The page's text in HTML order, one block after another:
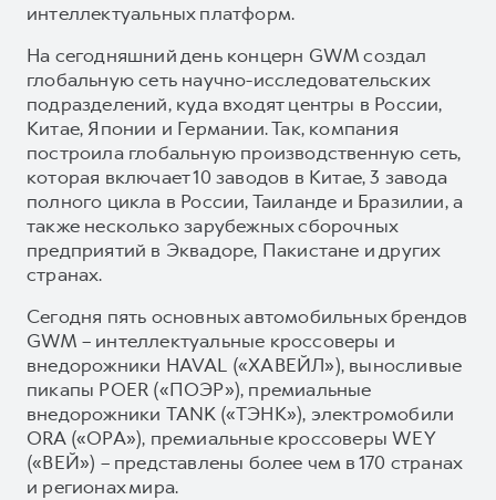
интеллектуальных платформ.
На сегодняшний день концерн GWM создал
глобальную сеть научно-исследовательских
подразделений, куда входят центры в России,
Китае, Японии и Германии. Так, компания
построила глобальную производственную сеть,
которая включает 10 заводов в Китае, 3 завода
полного цикла в России, Таиланде и Бразилии, а
также несколько зарубежных сборочных
предприятий в Эквадоре, Пакистане и других
странах.
Сегодня пять основных автомобильных брендов
GWM – интеллектуальные кроссоверы и
внедорожники HAVAL («ХАВЕЙЛ»), выносливые
пикапы POER («ПОЭР»), премиальные
внедорожники TANK («ТЭНК»), электромобили
ORA («ОРА»), премиальные кроссоверы WEY
(«ВЕЙ») – представлены более чем в 170 странах
и регионах мира.